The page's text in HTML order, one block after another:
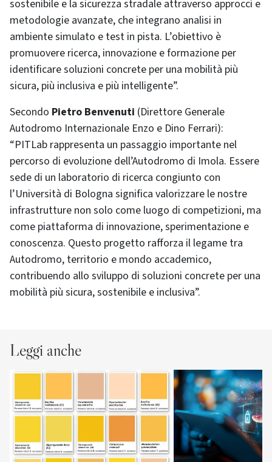
sostenibile e la sicurezza stradale attraverso approcci e
metodologie avanzate, che integrano analisi in
ambiente simulato e test in pista. L’obiettivo è
promuovere ricerca, innovazione e formazione per
identificare soluzioni concrete per una mobilità più
sicura, più inclusiva e più intelligente”.
Secondo Pietro Benvenuti (Direttore Generale
Autodromo Internazionale Enzo e Dino Ferrari):
“PITLab rappresenta un passaggio importante nel
percorso di evoluzione dell’Autodromo di Imola. Essere
sede di un laboratorio di ricerca congiunto con
l’Università di Bologna significa valorizzare le nostre
infrastrutture non solo come luogo di competizioni, ma
come piattaforma di innovazione, sperimentazione e
conoscenza. Questo progetto rafforza il legame tra
Autodromo, territorio e mondo accademico,
contribuendo allo sviluppo di soluzioni concrete per una
mobilità più sicura, sostenibile e inclusiva”.
Leggi anche